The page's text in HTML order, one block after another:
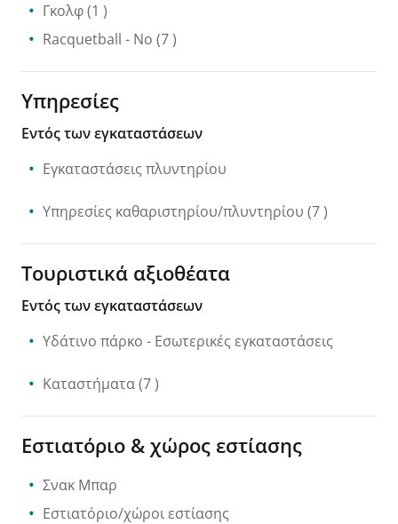
Γκολφ(1 )
Racquetball - No (7 )
Υπηρεσίες
Εντός των εγκαταστάσεων
Εγκαταστάσεις πλυντηρίου
Υπηρεσίες καθαριστηρίου/πλυντηρίου (7 )
Τουριστικά αξιοθέατα
Εντός των εγκαταστάσεων
Υδάτινο πάρκο - Εσωτερικές εγκαταστάσεις
Καταστήματα(7 )
Εστιατόριο & χώρος εστίασης
Σνακ Μπαρ
Εστιατόριο/χώροι εστίασης